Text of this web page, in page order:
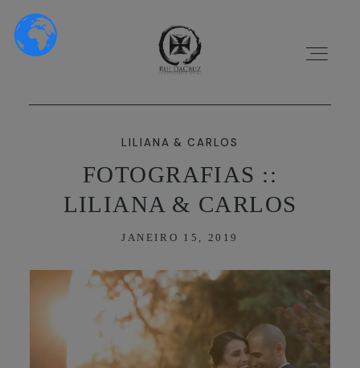
HOME
PORTFÓLIO
VÍDEOS
LILIANA & CARLOS
FOTOGRAFIAS ::
LILIANA & CARLOS
JANEIRO 15, 2019